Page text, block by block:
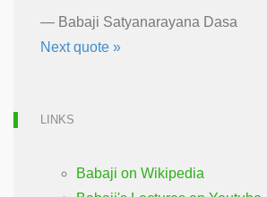
— Babaji Satyanarayana Dasa
Next quote »
LINKS
Babaji on Wikipedia